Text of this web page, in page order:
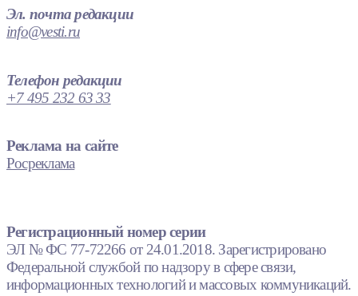
Эл. почта редакции
info@vesti.ru
Телефон редакции
+7 495 232 63 33
Реклама на сайте
Росреклама
Регистрационный номер серии
ЭЛ № ФС 77-72266 от 24.01.2018. Зарегистрировано
Федеральной службой по надзору в сфере связи,
информационных технологий и массовых коммуникаций.